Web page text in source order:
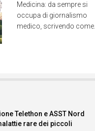
Medicina: da sempre si
occupa di giornalismo
medico, scrivendo come...
Telethon e ASST Nord
rare dei piccoli